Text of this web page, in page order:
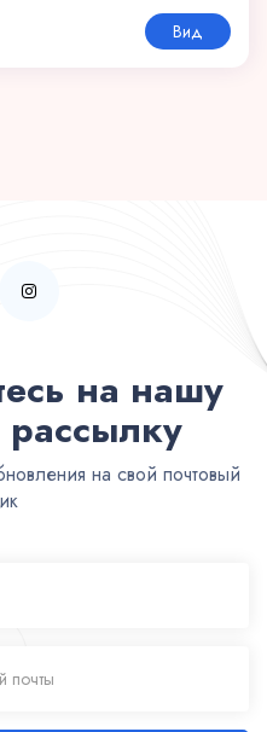
Вид
на нашу
рассылку
на свой почтовый